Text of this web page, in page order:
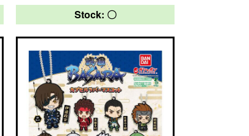
Stock: 〇